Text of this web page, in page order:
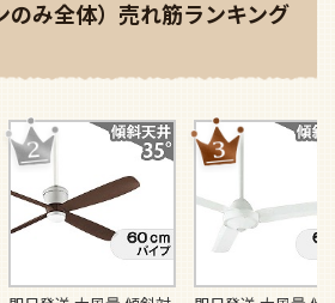
のみ全体）売れ筋ランキング